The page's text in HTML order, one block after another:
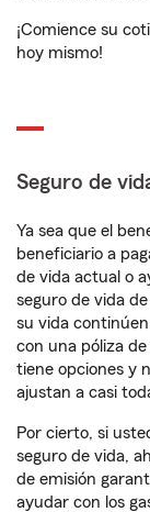
¡Comience su
hoy mismo!
Seguro de
Ya sea que el
beneficiario a
de vida actual o
seguro de vida
su vida
con una póliza
tiene opciones y
ajustan a casi
Por cierto, si
seguro de vida,
de emisión
ayudar con los